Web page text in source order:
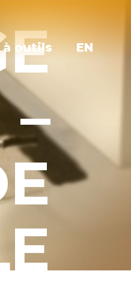
à outils EN